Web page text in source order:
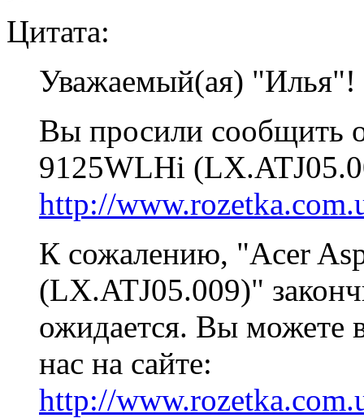
Цитата:
Уважаемый(ая) "Илья"!
Вы просили сообщить
9125WLHi
http://
К сожалению, "Acer
(LX.ATJ05.009)"
ожидается. Вы можете
нас на сайте:
http://